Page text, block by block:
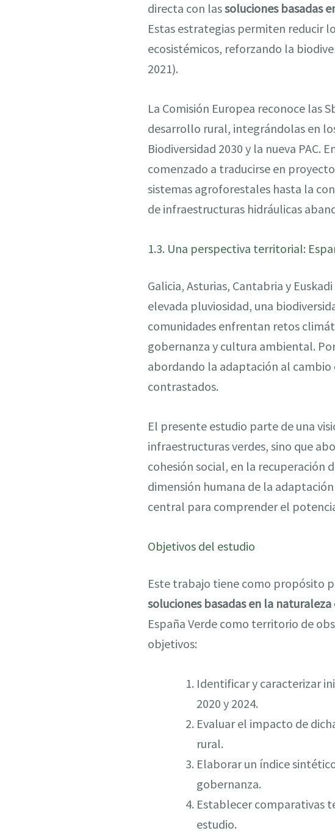
directa con lassoluciones basadas
Estas estrategias permiten reducir
ecosistémicos, reforzando la
2021).
La Comisión Europea reconoce las
desarrollo rural, integrándolas en
Biodiversidad 2030 y la nueva PAC.
comenzado a traducirse en
sistemas agroforestales hasta la
de infraestructuras hidráulicas
1.3. Una perspectiva territorial:
Galicia, Asturias, Cantabria y
elevada pluviosidad, una
comunidades enfrentan retos
gobernanza y cultura ambiental.
abordando la adaptación al
contrastados.
El presente estudio parte de una
infraestructuras verdes, sino que
cohesión social, en la
dimensión humana de la
central para comprender el
Objetivos del estudio
Este trabajo tiene como propósito
soluciones basadas en la
España Verde como territorio de
objetivos:
Identificar y caracterizar
2020 y 2024.
Evaluar el impacto de
rural.
Elaborar un índice
gobernanza.
Establecer comparativas
estudio.